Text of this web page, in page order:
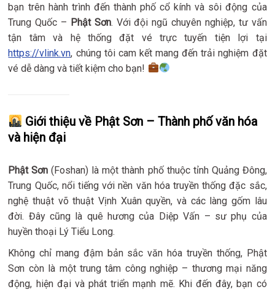
bạn trên hành trình đến thành phố cổ kính và sôi động của
Trung Quốc – Phật Sơn. Với đội ngũ chuyên nghiệp, tư vấn
tận tâm và hệ thống đặt vé trực tuyến tiện lợi tại
https://vlink.vn, chúng tôi cam kết mang đến trải nghiệm đặt
vé dễ dàng và tiết kiệm cho bạn!
Giới thiệu về Phật Sơn – Thành phố văn hóa
và hiện đại
Phật Sơn (Foshan) là một thành phố thuộc tỉnh Quảng Đông,
Trung Quốc, nổi tiếng với nền văn hóa truyền thống đặc sắc,
nghệ thuật võ thuật Vịnh Xuân quyền, và các làng gốm lâu
đời. Đây cũng là quê hương của Diệp Vấn – sư phụ của
huyền thoại Lý Tiểu Long.
Không chỉ mang đậm bản sắc văn hóa truyền thống, Phật
Sơn còn là một trung tâm công nghiệp – thương mại năng
động, hiện đại và phát triển mạnh mẽ. Khi đến đây, bạn có